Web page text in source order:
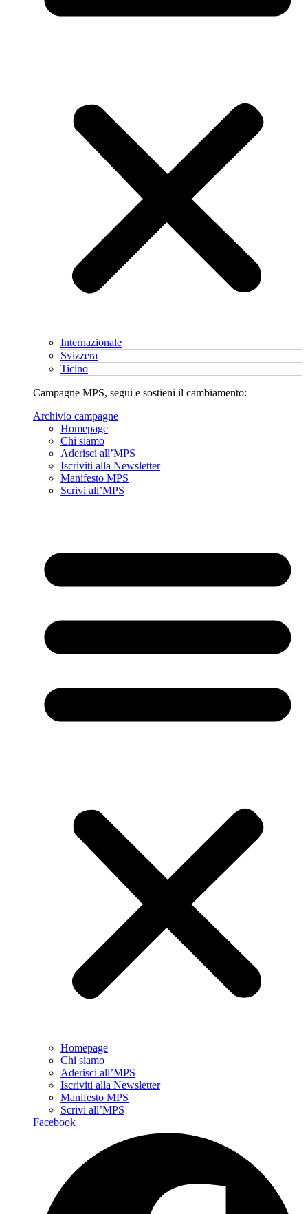
Internazionale
Svizzera
Ticino
Campagne MPS, segui e sostieni il cambiamento:
Archivio campagne
Homepage
Chi siamo
Aderisci all’MPS
Iscriviti alla Newsletter
Manifesto MPS
Scrivi all’MPS
Homepage
Chi siamo
Aderisci all’MPS
Iscriviti alla Newsletter
Manifesto MPS
Scrivi all’MPS
Facebook